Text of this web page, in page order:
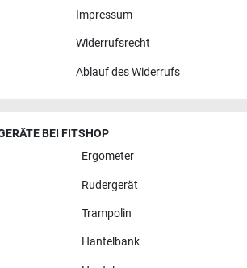
Impressum
Widerrufsrecht
Ablauf des Widerrufs
BEI FITSHOP
Ergometer
Rudergerät
Trampolin
Hantelbank